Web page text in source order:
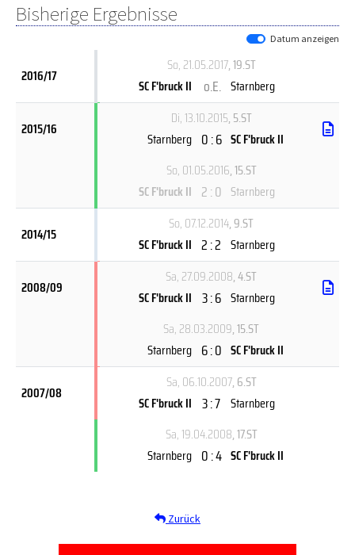
Bisherige Ergebnisse
Datum anzeigen
2016/17
So, 21.05.2017, 19.ST
SC F'bruck II
o.E. Starnberg
2015/16
Di, 13.10.2015, 5.ST
Starnberg 0 : 6 SC F'bruck II
So, 01.05.2016, 15.ST
SC F'bruck II 2 : 0 Starnberg
2014/15
So, 07.12.2014, 9.ST
SC F'bruck II 2 : 2 Starnberg
2008/09
Sa, 27.09.2008, 4.ST
SC F'bruck II 3 : 6 Starnberg
Sa, 28.03.2009, 15.ST
Starnberg 6 : 0 SC F'bruck II
2007/08
Sa, 06.10.2007, 6.ST
SC F'bruck II 3 : 7 Starnberg
Sa, 19.04.2008, 17.ST
Starnberg 0 : 4 SC F'bruck II
Zurück